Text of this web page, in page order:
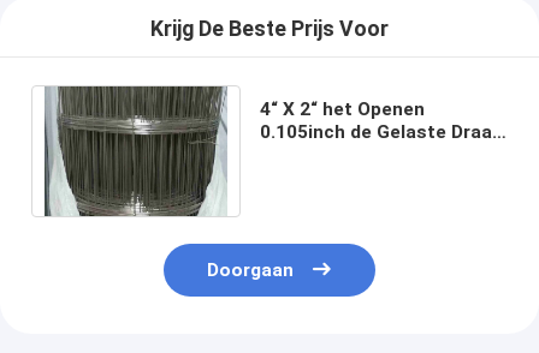
Krijg De Beste Prijs Voor
4“ X 2“ het Openen
0.105inch de Gelaste Draad
Doorgaan